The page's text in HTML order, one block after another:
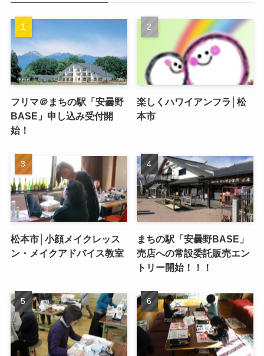
フリマ＠まちの駅「安曇野
BASE」申し込み受付開
始！
楽しくハワイアンフラ│松
本市
松本市│小顔メイクレッス
ン・メイクアドバイス教室
まちの駅「安曇野BASE」
売店への常設委託販売エン
トリー開始！！！